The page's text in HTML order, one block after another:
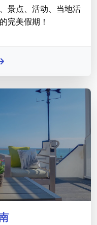
景点、活动、当地活
完美假期！